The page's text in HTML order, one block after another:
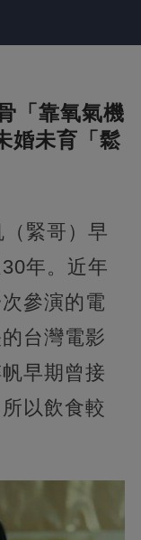
「靠氧氣機
婚未育「鬆
緊哥）早
年。近年
參演的電
台灣電影
早期曾接
以飲食較